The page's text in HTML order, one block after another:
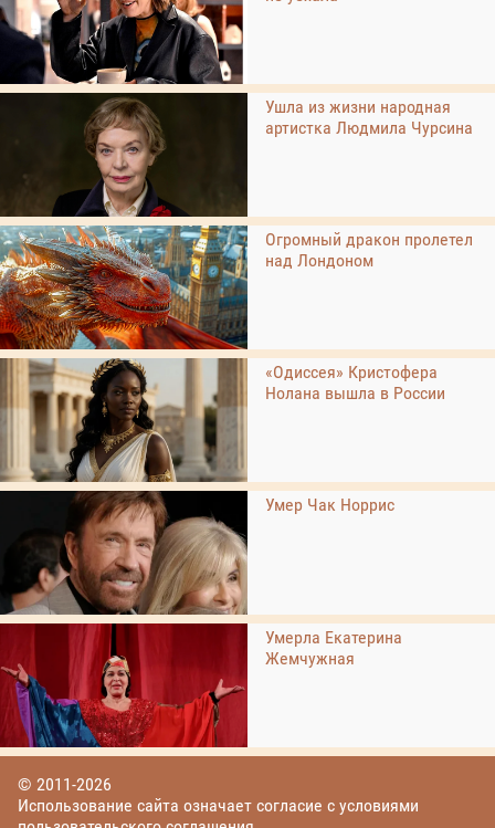
Ушла из жизни народная
артистка Людмила Чурсина
Огромный дракон пролетел
над Лондоном
«Одиссея» Кристофера
Нолана вышла в России
Умер Чак Норрис
Умерла Екатерина
Жемчужная
© 2011-2026
Использование сайта означает согласие с условиями